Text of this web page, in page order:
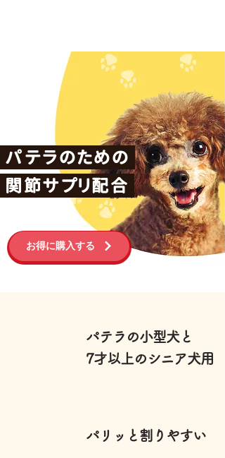
パテラのための
関節サプリ配合
お得に購入する
パテラの小型犬と
7才以上のシニア犬用
パリッと割りやすい